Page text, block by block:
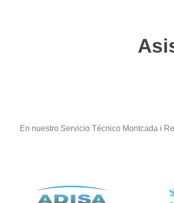
En nuestro Servicio Técnico Montcada i